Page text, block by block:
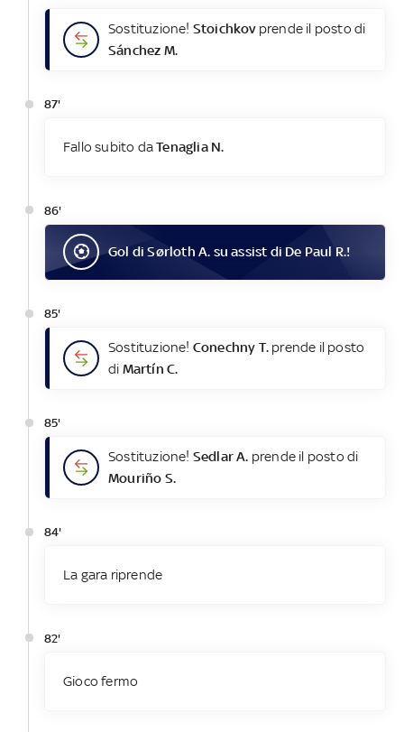
Sostituzione! Stoichkovprende il posto di
Sánchez M.
87'
Fallo subito daTenaglia N.
86'
Gol diSørloth A. su assist di De Paul R.!
85'
Sostituzione! Conechny T. prende il posto
di Martín C.
85'
Sostituzione! Sedlar A. prende il posto di
Mouriño S.
84'
La gara riprende
82'
Gioco fermo